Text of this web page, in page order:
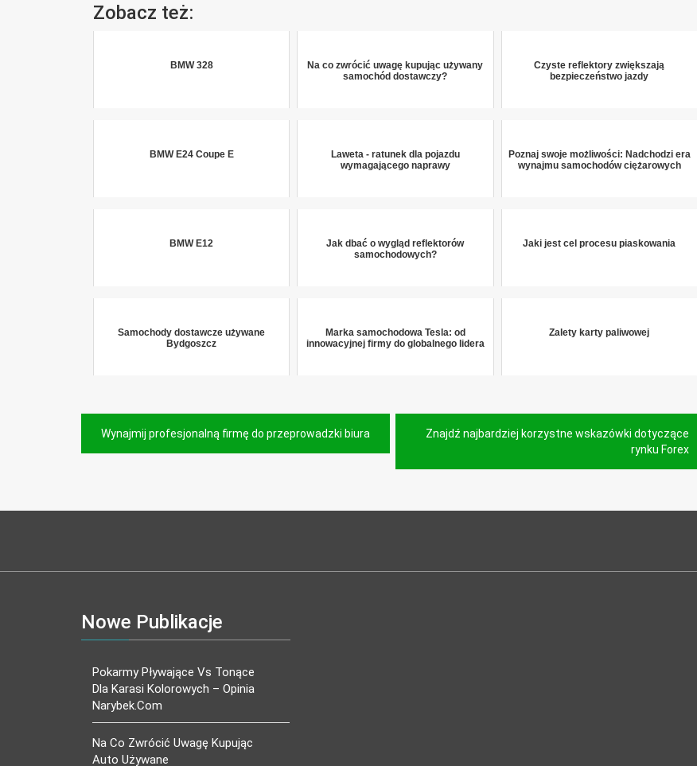
Zobacz też:
BMW 328
Na co zwrócić uwagę kupując używany
samochód dostawczy?
Czyste reflektory zwiększają
bezpieczeństwo jazdy
BMW E24 Coupe E
Laweta - ratunek dla pojazdu
wymagającego naprawy
Poznaj swoje możliwości: Nadchodzi era
wynajmu samochodów ciężarowych
BMW E12
Jak dbać o wygląd reflektorów
samochodowych?
Jaki jest cel procesu piaskowania
Samochody dostawcze używane
Bydgoszcz
Marka samochodowa Tesla: od
innowacyjnej firmy do globalnego lidera
Zalety karty paliwowej
Nawigacja
wpisu
Wynajmij profesjonalną firmę do przeprowadzki biura
Znajdź najbardziej korzystne wskazówki dotyczące
rynku Forex
Nowe Publikacje
Pokarmy Pływające Vs Tonące
Dla Karasi Kolorowych – Opinia
Narybek.com
Na Co Zwrócić Uwagę Kupując
Auto Używane